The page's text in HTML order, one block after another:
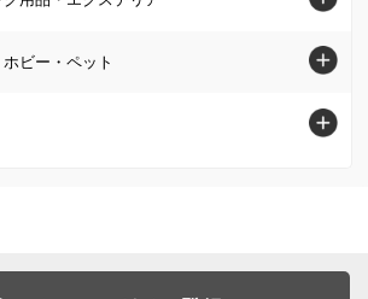
・着物
の他
ルフ
棚
パッド
ールデコレーション
・造花
器
ント
サイズ
エクステリアトップへ
ビー・ペット
ペットトップへ